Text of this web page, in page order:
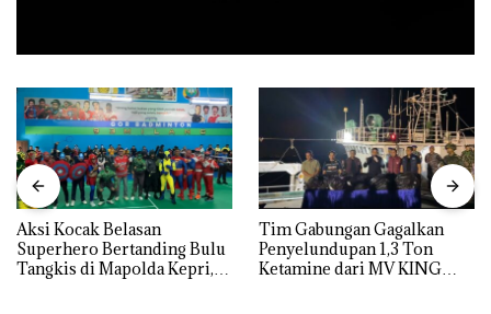
Aksi Kocak Belasan
Superhero Bertanding Bulu
Tangkis di Mapolda Kepri,
Tim Gabungan Gagalkan
Penyelundupan 1,3 Ton
Ketamine dari MV KING